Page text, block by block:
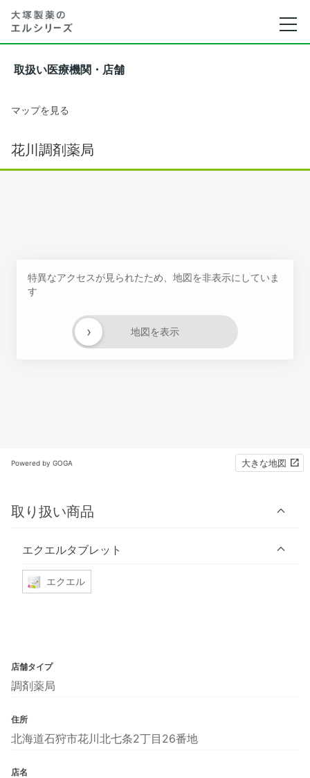
取扱い医療機関・店舗
マップを見る
花川調剤薬局
特異なアクセスが見られたため、地図を非表示にしていま
す
地図を表示
›
Powered by GOGA 大きな地図
取り扱い商品
エクエルタブレット
エクエル
店舗タイプ
調剤薬局
住所
北海道石狩市花川北七条2丁目26番地
店名